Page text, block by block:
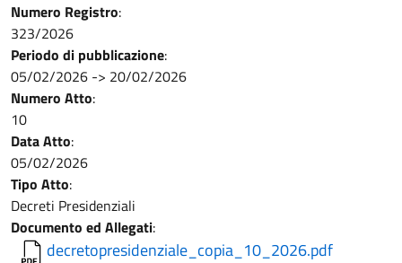
Numero Registro:
323/2026
Periodo di pubblicazione:
05/02/2026 -> 20/02/2026
Numero Atto:
10
Data Atto:
05/02/2026
Tipo Atto:
Decreti Presidenziali
Documento ed Allegati:
decretopresidenziale_copia_10_2026.pdf